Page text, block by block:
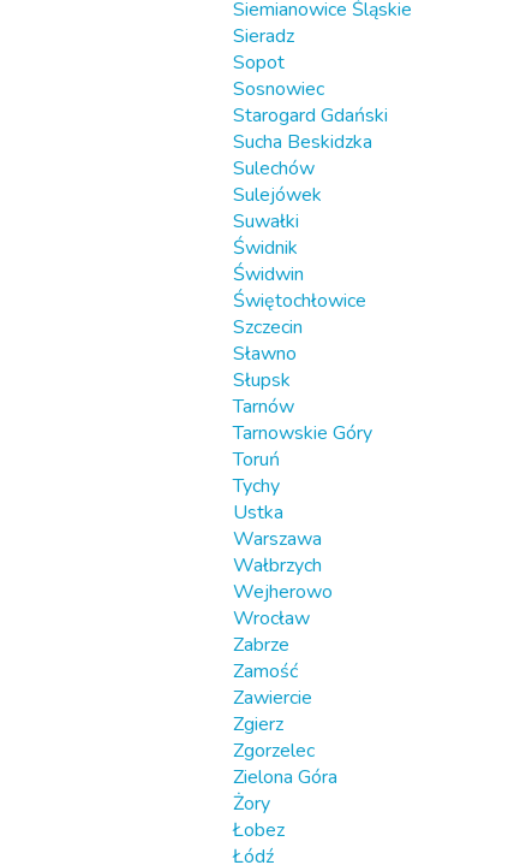
Siemianowice Śląskie
Sieradz
Sopot
Sosnowiec
Starogard Gdański
Sucha Beskidzka
Sulechów
Sulejówek
Suwałki
Świdnik
Świdwin
Świętochłowice
Szczecin
Sławno
Słupsk
Tarnów
Tarnowskie Góry
Toruń
Tychy
Ustka
Warszawa
Wałbrzych
Wejherowo
Wrocław
Zabrze
Zamość
Zawiercie
Zgierz
Zgorzelec
Zielona Góra
Żory
Łobez
Łódź